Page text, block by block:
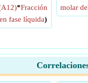
*Fracción
fase líquida)
molar